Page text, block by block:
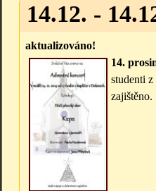
14.12. -
aktualizováno!
14.
studenti
zajištěno.